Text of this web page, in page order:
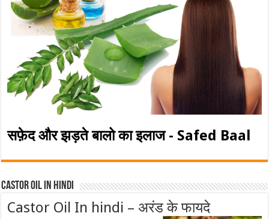
सफ़ेद और झड़ते बालो का इलाज - Safed Baal
Castor Oil In Hindi
Castor Oil In hindi – अरंड के फायदे